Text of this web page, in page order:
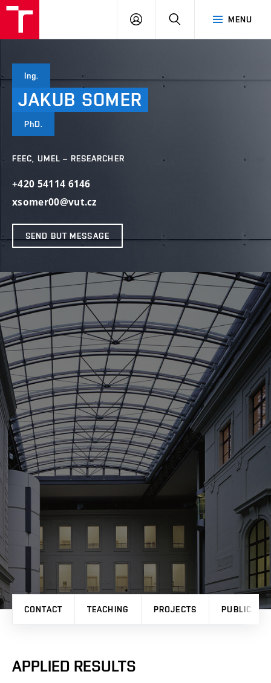
MENU
LOG
SEARCH
Ing.
JAKUB SOMER
PhD.
FEEC, UMEL – RESEARCHER
+420 54114 6146
xsomer00@vut.cz
SEND BUT MESSAGE
CONTACT TEACHING PROJECTS
APPLIED RESULTS